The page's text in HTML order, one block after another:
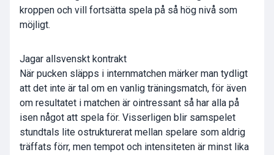
kroppen och vill fortsätta spela på så hög nivå som
möjligt.
Jagar allsvenskt kontrakt
När pucken släpps i internmatchen märker man tydligt
att det inte är tal om en vanlig träningsmatch, för även
om resultatet i matchen är ointressant så har alla på
isen något att spela för. Visserligen blir samspelet
stundtals lite ostrukturerat mellan spelare som aldrig
träffats förr, men tempot och intensiteten är minst lika